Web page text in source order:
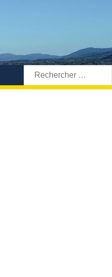
Rechercher: